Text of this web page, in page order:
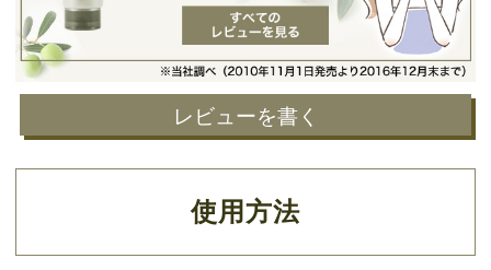
レビューを書く
使用方法